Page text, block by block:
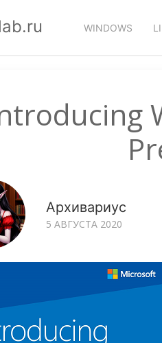
WINDOWS
Архивариус
5 АВГУСТА 2020